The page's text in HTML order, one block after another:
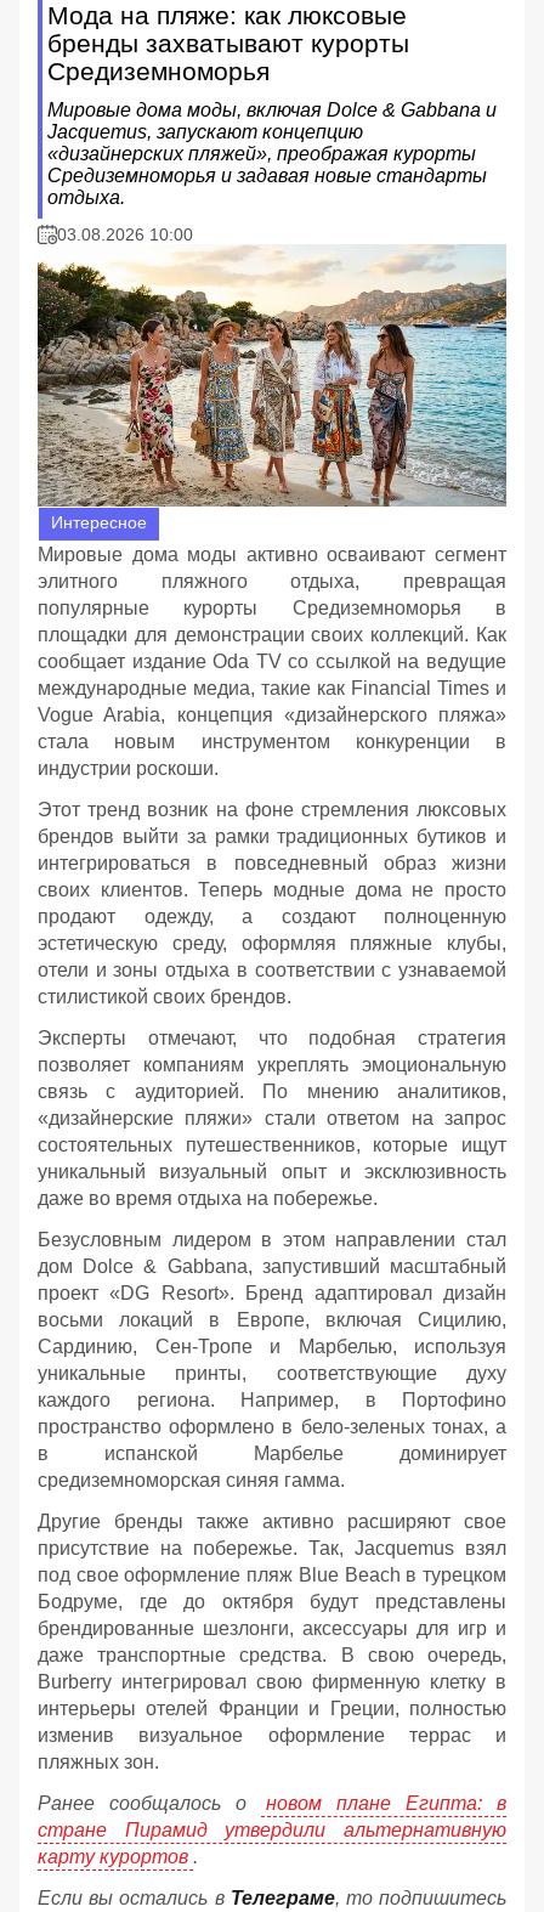
Мода на пляже: как люксовые
бренды захватывают курорты
Средиземноморья
Мировые дома моды, включая Dolce & Gabbana и
Jacquemus, запускают концепцию
«дизайнерских пляжей», преображая курорты
Средиземноморья и задавая новые стандарты
отдыха.
03.08.2026 10:00
Интересное
Мировые дома моды активно осваивают сегмент
элитного пляжного отдыха, превращая
популярные курорты Средиземноморья в
площадки для демонстрации своих коллекций. Как
сообщает издание Oda TV со ссылкой на ведущие
международные медиа, такие как Financial Times и
Vogue Arabia, концепция «дизайнерского пляжа»
стала новым инструментом конкуренции в
индустрии роскоши.
Этот тренд возник на фоне стремления люксовых
брендов выйти за рамки традиционных бутиков и
интегрироваться в повседневный образ жизни
своих клиентов. Теперь модные дома не просто
продают одежду, а создают полноценную
эстетическую среду, оформляя пляжные клубы,
отели и зоны отдыха в соответствии с узнаваемой
стилистикой своих брендов.
Эксперты отмечают, что подобная стратегия
позволяет компаниям укреплять эмоциональную
связь с аудиторией. По мнению аналитиков,
«дизайнерские пляжи» стали ответом на запрос
состоятельных путешественников, которые ищут
уникальный визуальный опыт и эксклюзивность
даже во время отдыха на побережье.
Безусловным лидером в этом направлении стал
дом Dolce & Gabbana, запустивший масштабный
проект «DG Resort». Бренд адаптировал дизайн
восьми локаций в Европе, включая Сицилию,
Сардинию, Сен-Тропе и Марбелью, используя
уникальные принты, соответствующие духу
каждого региона. Например, в Портофино
пространство оформлено в бело-зеленых тонах, а
в испанской Марбелье доминирует
средиземноморская синяя гамма.
Другие бренды также активно расширяют свое
присутствие на побережье. Так, Jacquemus взял
под свое оформление пляж Blue Beach в турецком
Бодруме, где до октября будут представлены
брендированные шезлонги, аксессуары для игр и
даже транспортные средства. В свою очередь,
Burberry интегрировал свою фирменную клетку в
интерьеры отелей Франции и Греции, полностью
изменив визуальное оформление террас и
пляжных зон.
Ранее сообщалось о
новом плане Египта: в
стране Пирамид утвердили альтернативную
карту курортов .
Если вы остались в Телеграме, то подпишитесь